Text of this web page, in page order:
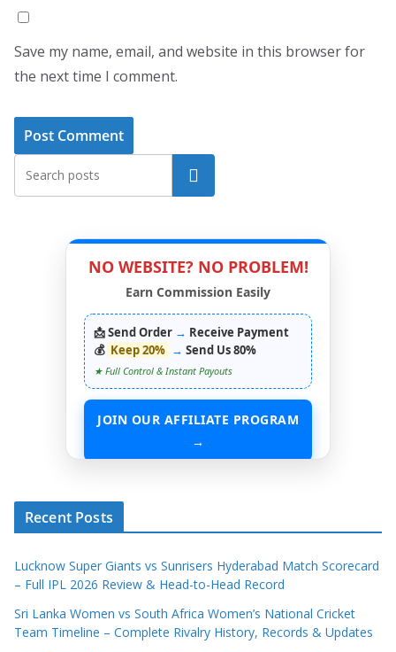
Save my name, email, and website in this browser for
the next time I comment.
Search
NO WEBSITE? NO PROBLEM!
Earn Commission Easily
📩 Send Order → Receive Payment
💰 Keep 20% → Send Us 80%
★ Full Control & Instant Payouts
JOIN OUR AFFILIATE PROGRAM
→
Recent Posts
Lucknow Super Giants vs Sunrisers Hyderabad Match Scorecard
– Full IPL 2026 Review & Head-to-Head Record
Sri Lanka Women vs South Africa Women’s National Cricket
Team Timeline – Complete Rivalry History, Records & Updates